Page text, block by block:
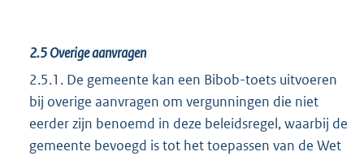
2.5Overige aanvragen
2.5.1. De gemeente kan een Bibob-toets uitvoeren
bij overige aanvragen om vergunningen die niet
eerder zijn benoemd in deze beleidsregel, waarbij de
gemeente bevoegd is tot het toepassen van de Wet